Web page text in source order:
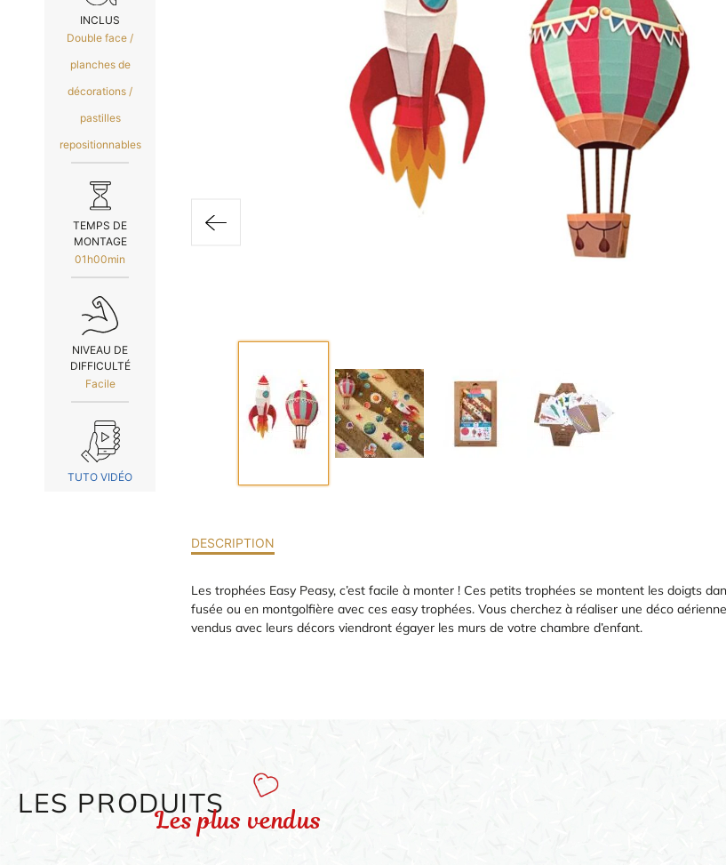
INCLUS
Double face /
planches de
décorations /
pastilles
repositionnables
TEMPS DE
MONTAGE
01h00min
NIVEAU DE
DIFFICULTÉ
Facile
TUTO VIDÉO
DESCRIPTION
Les trophées Easy Peasy, c’est facile à monter ! Ces petits trophées se montent les doigts
fusée ou en montgolfière avec ces easy trophées. Vous cherchez à réaliser une déco
vendus avec leurs décors viendront égayer les murs de votre chambre d’enfant.
LES PRODUITS
Les plus vendus